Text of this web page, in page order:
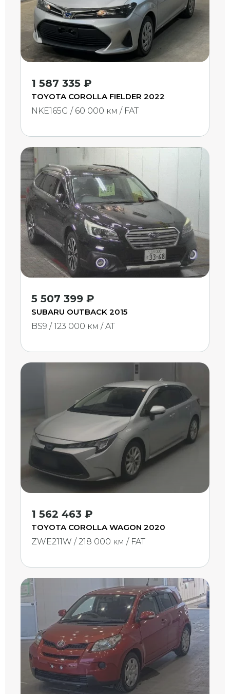
1 587 335 ₽
TOYOTA COROLLA FIELDER 2022
NKE165G / 60 000 км / FAT
5 507 399 ₽
SUBARU OUTBACK 2015
BS9 / 123 000 км / AT
1 562 463 ₽
TOYOTA COROLLA WAGON 2020
ZWE211W / 218 000 км / FAT